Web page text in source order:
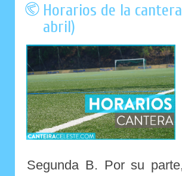
Horarios de la
abril)
Segunda B. Por su